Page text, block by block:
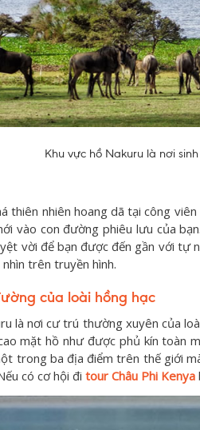
Khu vực hồ Nakuru là nơi
thiên nhiên hoang dã tại công
vào con đường phiêu lưu của
vời để bạn được đến gần với tự
trên truyền hình.
của loài hồng hạc
là nơi cư trú thường xuyên của
mặt hồ như được phủ kín toàn
trong ba địa điểm trên thế giới
có cơ hội đi tour Châu Phi Kenya